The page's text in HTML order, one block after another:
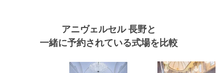
おトクな特典つきフェア
クチコミ1位！和牛フィレ×オマール海老
アニヴェルセル 長野と
一緒に予約されている式場を比較